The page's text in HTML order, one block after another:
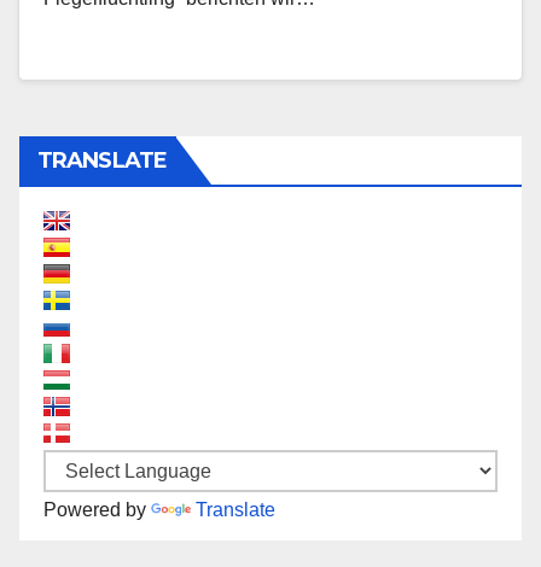
TRANSLATE
Powered by Translate